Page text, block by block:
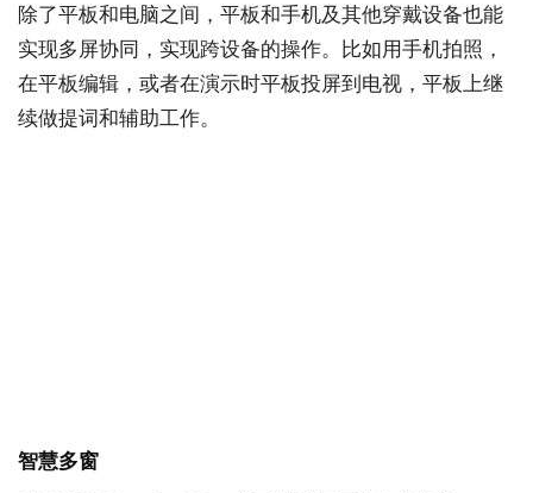
除了平板和电脑之间，平板和手机及其他穿戴设备也能
实现多屏协同，实现跨设备的操作。比如用手机拍照，
在平板编辑，或者在演示时平板投屏到电视，平板上继
续做提词和辅助工作。
智慧多窗